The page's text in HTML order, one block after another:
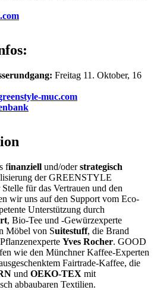
Freitag 11. Oktober, 16
muc.com
finanziell und/oderstrategisch
der GREENSTYLE
für das Vertrauen und den
wir uns auf den Support vom Eco-
Unterstützung durch
, Bio-Tee und -Gewürzexperte
Möbel von Suitestuff, die Brand
Yves Rocher. GOOD
wie den Münchner Kaffee-Experten
Fairtrade-Kaffee, die
und OEKO-TEX mit
abbaubaren Textilien.